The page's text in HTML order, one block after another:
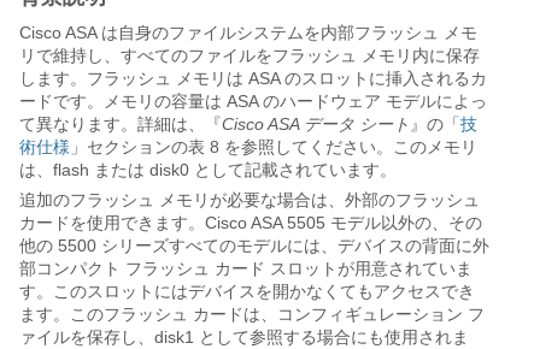
Cisco ASA は自身のファイルシステムを内部フラッシュ メモ
リで維持し、すべてのファイルをフラッシュ メモリ内に保存
します。フラッシュ メモリは ASA のスロットに挿入されるカ
ードです。メモリの容量は ASA のハードウェア モデルによっ
て異なります。詳細は、『Cisco ASA データ シート 』の「 技
術仕様 」セクションの表 8 を参照してください。このメモリ
は、flash または disk0 として記載されています。
追加のフラッシュ メモリが必要な場合は、外部のフラッシュ
カードを使用できます。Cisco ASA 5505 モデル以外の、その
他の 5500 シリーズすべてのモデルには、デバイスの背面に外
部コンパクト フラッシュ カード スロットが用意されていま
す。このスロットにはデバイスを開かなくてもアクセスでき
ます。このフラッシュ カードは、コンフィギュレーション フ
ァイルを保存し、disk1 として参照する場合にも使用されま